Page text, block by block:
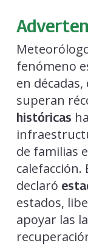
fenómeno
en
superan
históricas
de familias
calefacción.
declaró
estados,
apoyar las